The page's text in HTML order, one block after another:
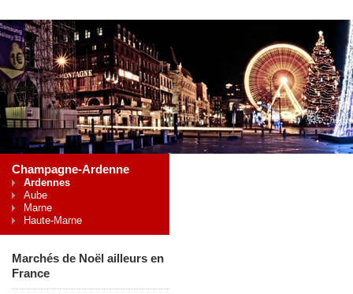
Champagne-Ardenne
Ardennes
Aube
Marne
Haute-Marne
Marchés de Noël ailleurs en
France